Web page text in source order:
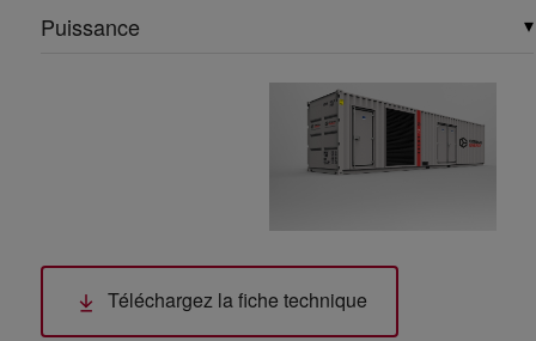
Puissance ▾
Téléchargez la fiche technique